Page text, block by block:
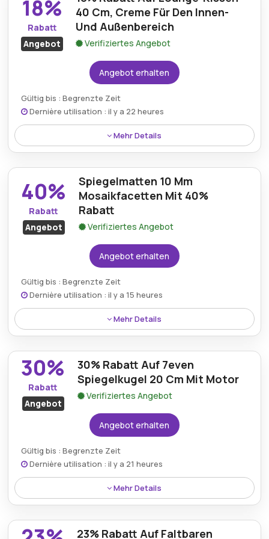
18%
Rabatt
Angebot
40 Cm, Creme Für Den Innen-
Und Außenbereich
Verifiziertes Angebot
Angebot erhalten
Gültig bis : Begrenzte Zeit
Dernière utilisation : il y a 22 heures
Mehr Details
auf das Lounge-Kissen (40 cm, Creme) für den
Innen- und Außenbereich – so wird dieses
komfortable und vielseitige Wohnaccessoire zu
einer preiswerteren Wahl für drinnen und draußen.
Mindestkaufbetrag:Keine Mindestausgaben
Berechtigung:Für alle Kunden
Art des Angebots:
Zeitlich begrenztes Angebot
Bedingungen:Weitere Informationen finden Sie
in den Bedingungen auf der Website des Händlers.
40%
Rabatt
Angebot
Spiegelmatten 10 Mm
Mosaikfacetten Mit 40%
Rabatt
Verifiziertes Angebot
Angebot erhalten
Gültig bis : Begrenzte Zeit
Dernière utilisation : il y a 15 heures
Mehr Details
Die Mirror Mats 10 mm Mosaikfacetten können jetzt
mit einem Rabatt von 40% erworben werden und
bieten elegante Designelemente für kreative Räume.
30%
Rabatt
Angebot
30% Rabatt Auf 7even
Spiegelkugel 20 Cm Mit Motor
Verifiziertes Angebot
Angebot erhalten
Gültig bis : Begrenzte Zeit
Dernière utilisation : il y a 21 heures
Mehr Details
Die 7even Mirror Ball 20 cm mit Motor ist mit 30%
Rabatt erhältlich und sorgt für dynamische
Lichteffekte bei Partys und Veranstaltungen.
23% Rabatt Auf Faltbaren